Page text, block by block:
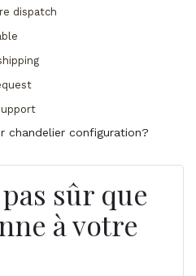
dispatch
chandelier configuration?
sûr que
à votre